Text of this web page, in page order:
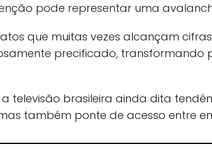
pode representar uma
que muitas vezes alcançam
precificado, transformando
televisão brasileira ainda dita
também ponte de acesso entre